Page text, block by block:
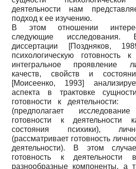
деятельности нам
подход к ее изучению.
В этом отношении
следующие исследования.
диссертации
[Поздняков,
психологическую готовность
интегральное проявление
качеств, свойств и
[Моисеенко, 1993]
аспекта в трактовке
готовности к
(предполагает исследование
готовности к деятельности
состояния психики),
(рассматривает готовность
деятельности). В этом случае
готовность к деятельности
разнообразные компоненты, а